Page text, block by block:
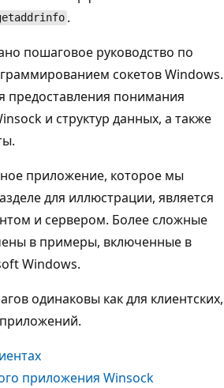
.
пошаговое руководство по
сокетов Windows.
предоставления понимания
и структур данных, а также
приложение, которое мы
для иллюстрации, является
и сервером. Более сложные
в примеры, включенные в
Windows.
одинаковы как для клиентских,
приложения Winsock